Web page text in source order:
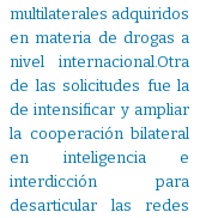
multilaterales adquiridos
en materia de drogas a
nivel internacional.Otra
de las solicitudes fue la
de intensificar y ampliar
la cooperación bilateral
en inteligencia e
interdicción para
desarticular las redes